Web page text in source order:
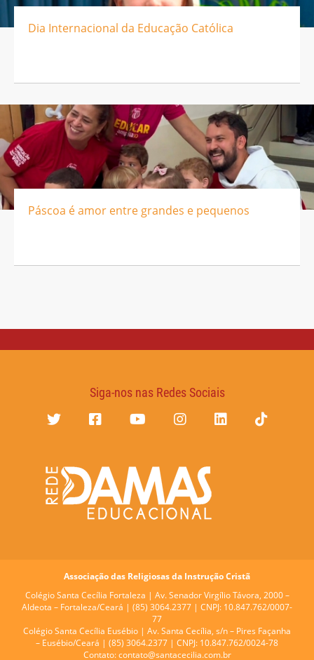
Dia Internacional da Educação Católica
Páscoa é amor entre grandes e pequenos
Siga-nos nas Redes Sociais
Associação das Religiosas da Instrução Cristã
Colégio Santa Cecília Fortaleza | Av. Senador Virgílio Távora, 2000 –
Aldeota – Fortaleza/Ceará | (85) 3064.2377 | CNPJ: 10.847.762/0007-
77
Colégio Santa Cecília Eusébio | Av. Santa Cecília, s/n – Pires Façanha
– Eusébio/Ceará | (85) 3064.2377 | CNPJ: 10.847.762/0024-78
Contato: contato@santacecilia.com.br